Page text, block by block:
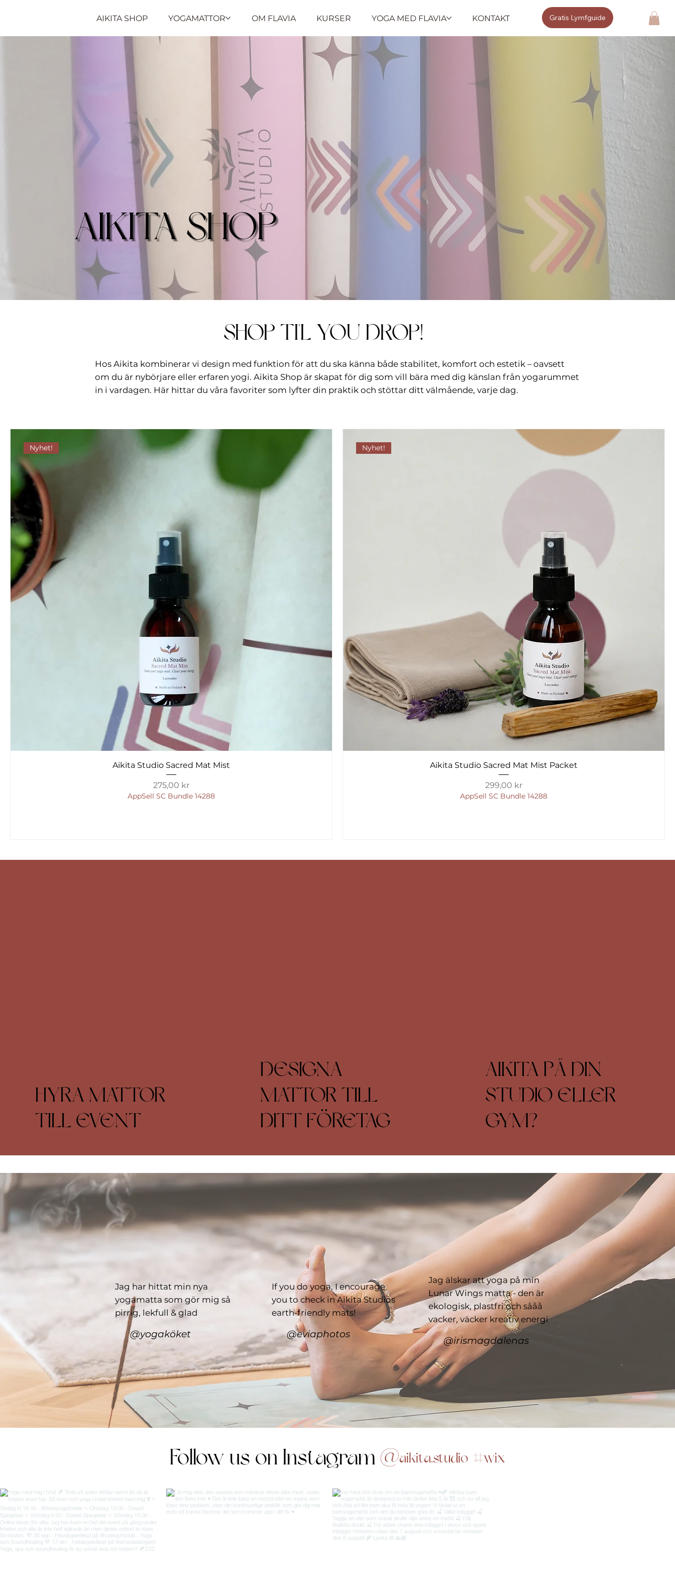
AIKITA SHOP YOGAMATTOR OM FLAVIA KURSER YOGA MED FLAVIA KONTAKT Gratis Lymfguide
SHOP TI'L YOU DROP!
Hos Aikita kombinerar vi design med funktion för att du ska känna både stabilitet, komfort och estetik – oavsett
om du är nybörjare eller erfaren yogi. Aikita Shop är skapat för dig som vill bära med dig känslan från yogarummet
in i vardagen. Här hittar du våra favoriter som lyfter din praktik och stöttar ditt välmående, varje dag.
AIKITA SHOP
Nyhet!
Aikita Studio Sacred Mat Mist
Pris
275,00 kr
AppSell SC Bundle 14288
Nyhet!
Aikita Studio Sacred Mat Mist Packet
Pris
299,00 kr
AppSell SC Bundle 14288
Follow us on Instagram #wix
@aikita.studio
HYRA MATTOR
TILL EVENT
DESIGNA
MATTOR TILL
DITT FÖRETAG
AIKITA PÅ DIN
STUDIO ELLER
GYM?
Jag har hittat min nya
yogamatta som gör mig så
pirrig, lekfull & glad
@yogaköket
If you do yoga, I encourage
you to check in Aikita Studios
earth-friendly mats!
@eviaphotos
Jag älskar att yoga på min
Lunar Wings matta - den är
ekologisk, plastfri och sååå
vacker, väcker kreativ energi
@irismagdalenas